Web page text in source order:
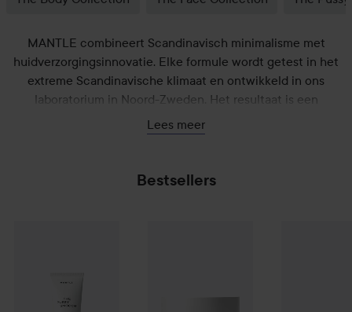
MANTLE combineert Scandinavisch minimalisme met
huidverzorgingsinnovatie. Elke formule wordt getest in het
extreme Scandinavische klimaat en ontwikkeld in ons
laboratorium in Noord-Zweden. Het resultaat is een
zorgvuldig samengestelde collectie bekroonde, schone en
klinische producten, verrijkt met innovatieve ingrediënten.
Lees meer
Bestsellers